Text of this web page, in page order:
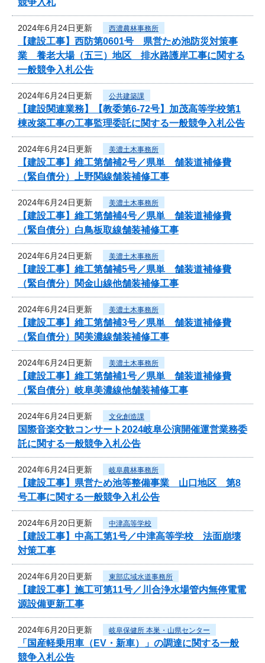
2024年6月24日更新 西濃農林事務所
【建設工事】西防第0601号 県営ため池防災対策事
業 養老大場（五三）地区 排水路護岸工事に関する
一般競争入札公告
2024年6月24日更新 公共建築課
【建設関連業務】【教委第6-72号】加茂高等学校第1
棟改築工事の工事監理委託に関する一般競争入札公告
2024年6月24日更新 美濃土木事務所
【建設工事】維工第舗補2号／県単 舗装道補修費
（緊自債分）上野関線舗装補修工事
2024年6月24日更新 美濃土木事務所
【建設工事】維工第舗補4号／県単 舗装道補修費
（緊自債分）白鳥板取線舗装補修工事
2024年6月24日更新 美濃土木事務所
【建設工事】維工第舗補5号／県単 舗装道補修費
（緊自債分）関金山線他舗装補修工事
2024年6月24日更新 美濃土木事務所
【建設工事】維工第舗補3号／県単 舗装道補修費
（緊自債分）関美濃線舗装補修工事
2024年6月24日更新 美濃土木事務所
【建設工事】維工第舗補1号／県単 舗装道補修費
（緊自債分）岐阜美濃線他舗装補修工事
2024年6月24日更新 文化創造課
国際音楽交歓コンサート2024岐阜公演開催運営業務委
託に関する一般競争入札公告
2024年6月24日更新 岐阜農林事務所
【建設工事】県営ため池等整備事業 山口地区 第8
号工事に関する一般競争入札公告
2024年6月20日更新 中津高等学校
【建設工事】中高工第1号／中津高等学校 法面崩壊
対策工事
2024年6月20日更新 東部広域水道事務所
【建設工事】施工可第11号／川合浄水場管内無停電電
源設備更新工事
2024年6月20日更新 岐阜保健所 本巣・山県センター
「国産軽乗用車（EV・新車）」の調達に関する一般
競争入札公告